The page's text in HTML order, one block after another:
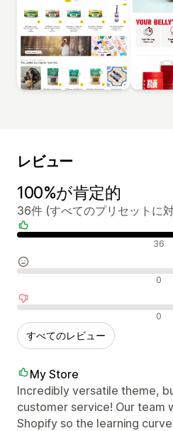
レビュー
100%が肯定的
36件 (すべてのプリセットに
肯定的なレビュー 36
中間的なレビュー 0
否定的なレビュー 0
すべてのレビュー
My Store
Incredibly versatile theme,
customer service! Our team
Shopify so the learning